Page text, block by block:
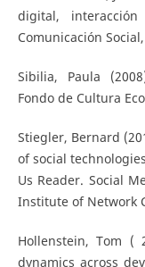
digital,
Comunicación
Sibilia, Paula
Fondo de Cultura
Stiegler, Bernard
of social
Us Reader. Social
Institute of Network
Hollenstein, Tom (
dynamics across